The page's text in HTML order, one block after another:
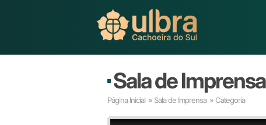
Sala de Imprensa
Página Inicial » Sala de Imprensa » Categoria